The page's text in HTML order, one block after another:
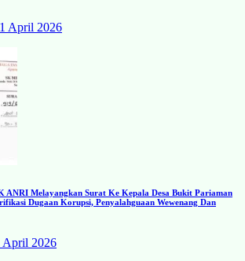
April 2026
Melayangkan Surat Ke Kepala Desa Bukit Pariaman
Dugaan Korupsi, Penyalahguaan Wewenang Dan
April 2026